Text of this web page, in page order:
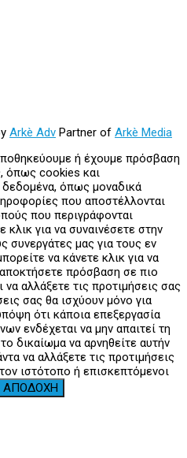
Arkè Adv Partner of Arkè Media
ή έχουμε πρόσβαση
όπως cookies και
όπως μοναδικά
που αποστέλλονται
που περιγράφονται
για να συναινέσετε στην
συνεργάτες μας για τους εν
να κάνετε κλικ για να
πρόσβαση σε πιο
αλλάξετε τις προτιμήσεις σας
σας θα ισχύουν μόνο για
ότι κάποια επεξεργασία
ενδέχεται να μην απαιτεί τη
δικαίωμα να αρνηθείτε αυτήν
να αλλάξετε τις προτιμήσεις
ιστότοπο ή επισκεπτόμενοι
ΑΠΟΔΟΧΗ